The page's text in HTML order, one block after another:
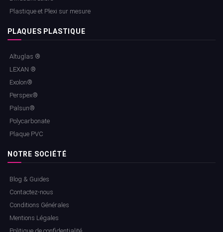
Plastique et Plexi sur mesure
PLAQUES PLASTIQUE
Altuglas ®
LEXAN ®
Exolon®
Perspex®
Palsun®
Polycarbonate
Plaque PVC
NOTRE SOCIÉTÉ
Blog & Guides
Contactez-nous
Conditions Générales
Mentions Légales